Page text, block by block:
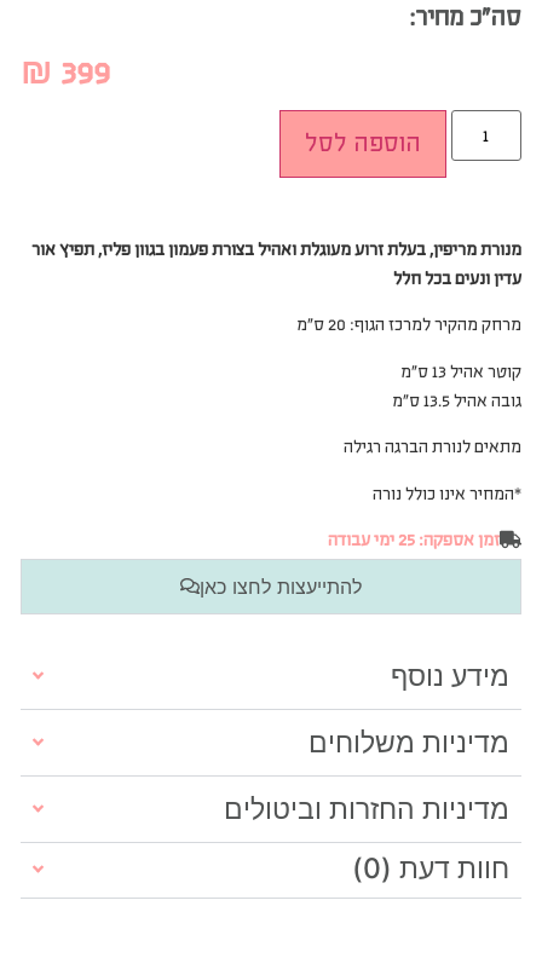
סה”כ מחיר:
₪ 399
הוספה לסל
מנורת מריפין, בעלת זרוע מעוגלת ואהיל בצורת פעמון בגוון פליז, תפיץ אור
עדין ונעים בכל חלל
מרחק מהקיר למרכז הגוף: 20 ס”מ
קוטר אהיל 13 ס”מ
גובה אהיל 13.5 ס”מ
מתאים לנורת הברגה רגילה
*המחיר אינו כולל נורה
זמן אספקה: 25 ימי עבודה
להתייעצות לחצו כאן
מידע נוסף
מדיניות משלוחים
מדיניות החזרות וביטולים
חוות דעת (0)